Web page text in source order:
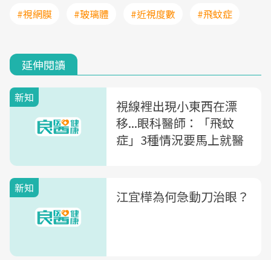
#視網膜
#玻璃體 #近視度數 #飛蚊症
延伸閱讀
新知
視線裡出現小東西在漂
移...眼科醫師：「飛蚊
症」3種情況要馬上就醫
新知 江宜樺為何急動刀治眼？